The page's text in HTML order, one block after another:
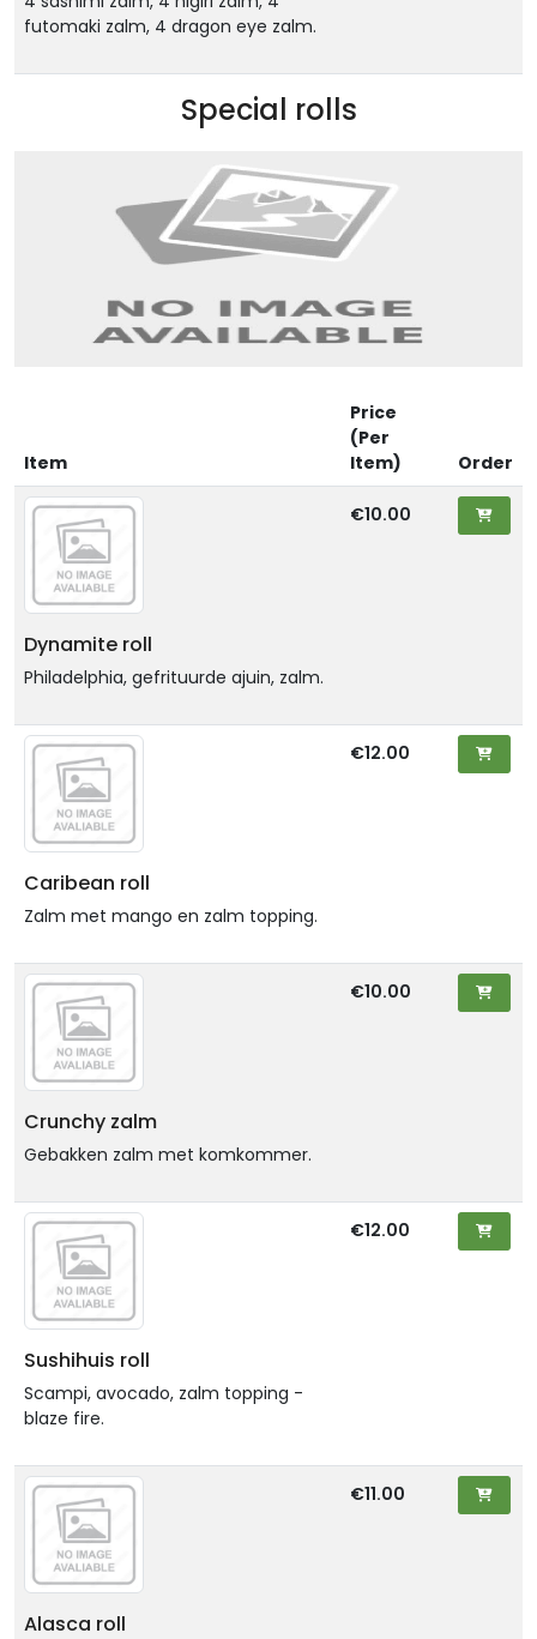
futomaki zalm, 4 dragon eye zalm.
Special rolls
Item
Price
(Per
Item)
Order
Dynamite roll
Philadelphia, gefrituurde ajuin, zalm.
€10.00
Caribean roll
Zalm met mango en zalm topping.
€12.00
Crunchy zalm
Gebakken zalm met komkommer.
€10.00
Sushihuis roll
Scampi, avocado, zalm topping -
blaze fire.
€12.00
Alasca roll
€11.00